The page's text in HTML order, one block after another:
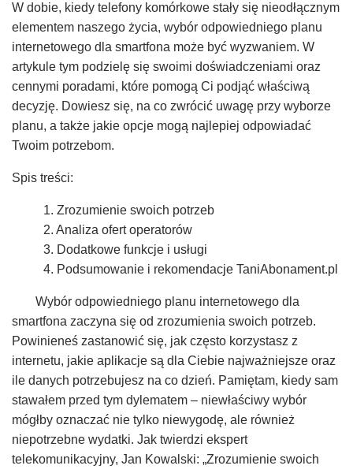
W dobie, kiedy telefony komórkowe stały się nieodłącznym
elementem naszego życia, wybór odpowiedniego planu
internetowego dla smartfona może być wyzwaniem. W
artykule tym podzielę się swoimi doświadczeniami oraz
cennymi poradami, które pomogą Ci podjąć właściwą
decyzję. Dowiesz się, na co zwrócić uwagę przy wyborze
planu, a także jakie opcje mogą najlepiej odpowiadać
Twoim potrzebom.
Spis treści:
1. Zrozumienie swoich potrzeb
2. Analiza ofert operatorów
3. Dodatkowe funkcje i usługi
4. Podsumowanie i rekomendacje TaniAbonament.pl
Wybór odpowiedniego planu internetowego dla
smartfona zaczyna się od zrozumienia swoich potrzeb.
Powinieneś zastanowić się, jak często korzystasz z
internetu, jakie aplikacje są dla Ciebie najważniejsze oraz
ile danych potrzebujesz na co dzień. Pamiętam, kiedy sam
stawałem przed tym dylematem – niewłaściwy wybór
mógłby oznaczać nie tylko niewygodę, ale również
niepotrzebne wydatki. Jak twierdzi ekspert
telekomunikacyjny, Jan Kowalski: „Zrozumienie swoich